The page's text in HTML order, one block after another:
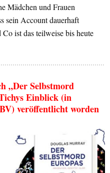
Mädchen und Frauen
sein Account dauerhaft
ist das teilweise bis heute
„Der Selbstmord
Einblick (in
veröffentlicht worden